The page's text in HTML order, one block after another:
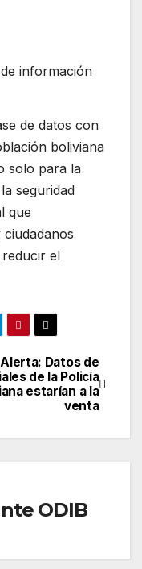
información
de datos con
boliviana
solo para la
seguridad
que
el
Alerta: Datos de
de la Policía
estarían a la
venta
ODIB